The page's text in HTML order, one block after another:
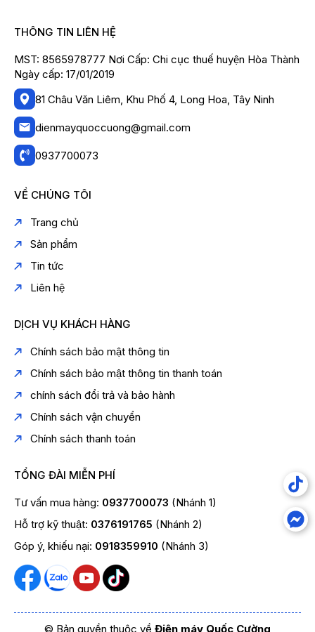
THÔNG TIN LIÊN HỆ
MST: 8565978777 Nơi Cấp: Chi cục thuế huyện Hòa Thành
Ngày cấp: 17/01/2019
81 Châu Văn Liêm, Khu Phố 4, Long Hoa, Tây Ninh
dienmayquoccuong@gmail.com
0937700073
VỀ CHÚNG TÔI
Trang chủ
Sản phẩm
Tin tức
Liên hệ
DỊCH VỤ KHÁCH HÀNG
Chính sách bảo mật thông tin
Chính sách bảo mật thông tin thanh toán
chính sách đổi trả và bảo hành
Chính sách vận chuyển
Chính sách thanh toán
TỔNG ĐÀI MIỄN PHÍ
Tư vấn mua hàng: 0937700073 (Nhánh 1)
Hỗ trợ kỹ thuật: 0376191765 (Nhánh 2)
Góp ý, khiếu nại: 0918359910 (Nhánh 3)
© Bản quyền thuộc về Điện máy Quốc Cường